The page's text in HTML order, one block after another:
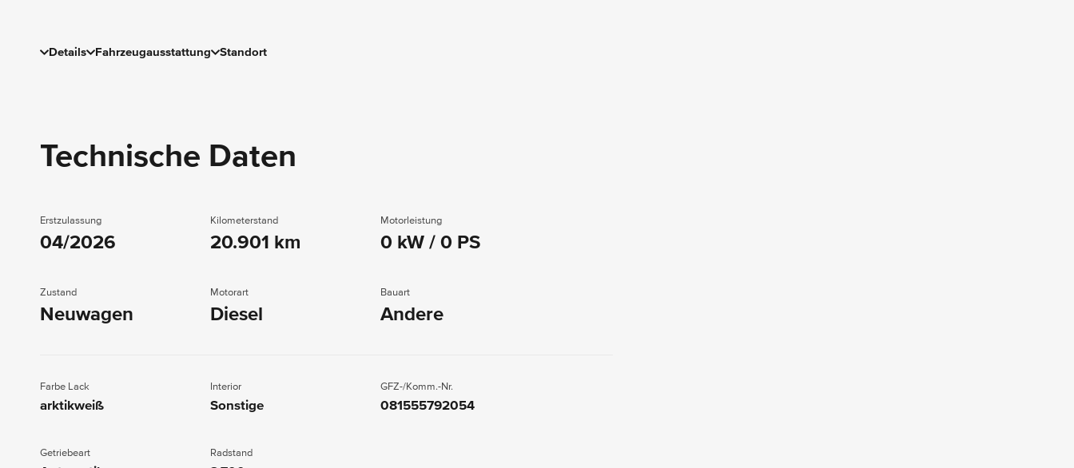
Details Fahrzeugausstattung Standort
Technische Daten
Erstzulassung
04/2026
Kilometerstand
20.901 km
Motorleistung
0 kW / 0 PS
Zustand
Neuwagen
Motorart
Diesel
Bauart
Andere
Farbe Lack
arktikweiß
Interior
Sonstige
GFZ-/Komm.-Nr.
081555792054
Getriebeart Radstand